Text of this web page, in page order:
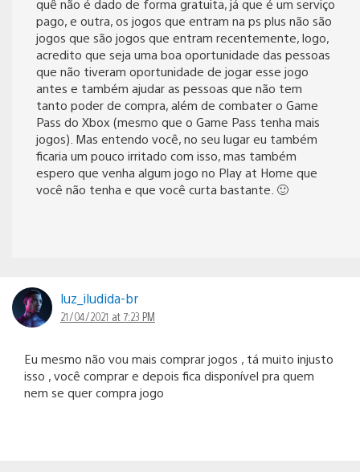
quê não é dado de forma gratuita, já que é um serviço
pago, e outra, os jogos que entram na ps plus não são
jogos que são jogos que entram recentemente, logo,
acredito que seja uma boa oportunidade das pessoas
que não tiveram oportunidade de jogar esse jogo
antes e também ajudar as pessoas que não tem
tanto poder de compra, além de combater o Game
Pass do Xbox (mesmo que o Game Pass tenha mais
jogos). Mas entendo você, no seu lugar eu também
ficaria um pouco irritado com isso, mas também
espero que venha algum jogo no Play at Home que
você não tenha e que você curta bastante. 🙂
luz_iludida-br
21/04/2021 at 7:23 PM
Eu mesmo não vou mais comprar jogos , tá muito injusto
isso , você comprar e depois fica disponível pra quem
nem se quer compra jogo